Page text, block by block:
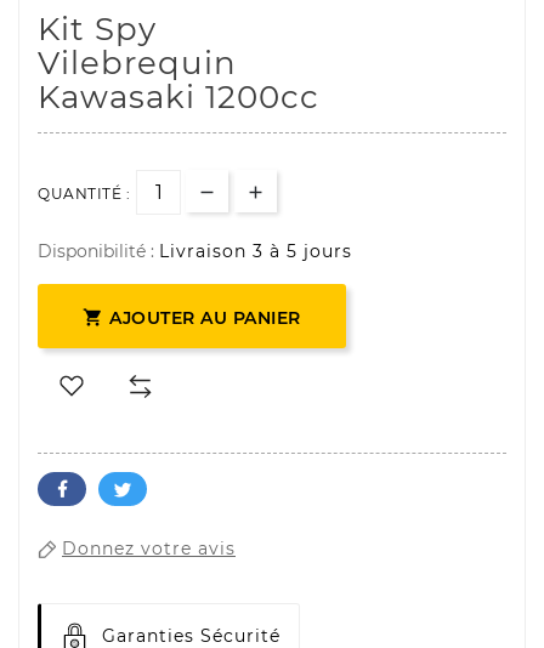
Kit Spy
Vilebrequin
Kawasaki 1200cc
QUANTITÉ :
Disponibilité : Livraison 3 à 5 jours
 AJOUTER AU PANIER
Donnez votre avis
Garanties Sécurité